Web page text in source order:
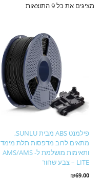
מציגים את כל ⁦9⁩ התוצאות
פילמנט ABS מבית SUNLU,
מתאים לרוב מדפסות תלת מימד
ותאימות מושלמת ל- AMS/AMS
LITE – צבע שחור
₪69.00